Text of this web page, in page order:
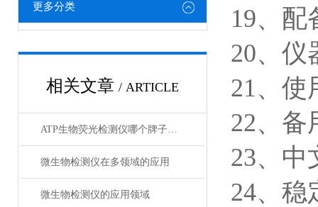
更多分类
相关文章 / ARTICLE
ATP生物荧光检测仪哪个牌子好？这几款性价比测评推荐
微生物检测仪在多领域的应用
微生物检测仪的应用领域
19、
20、仪
21、使
22、
23、中
24、稳